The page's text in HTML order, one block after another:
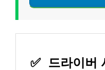
✅ 드라이버